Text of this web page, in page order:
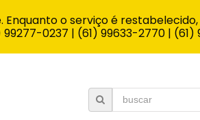
o serviço é
99277-0237 | (61) 99633-2770 | (61)